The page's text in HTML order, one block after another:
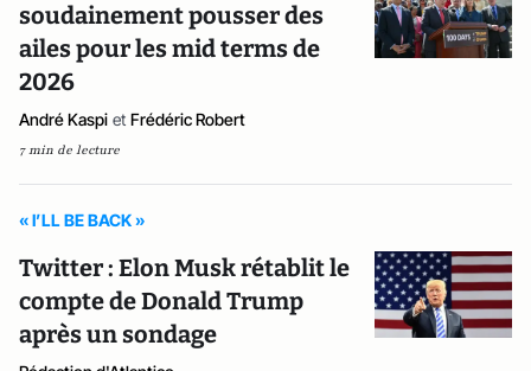
soudainement pousser des
ailes pour les mid terms de
2026
André Kaspi et Frédéric Robert
7 min de lecture
« I’LL BE BACK »
Twitter : Elon Musk rétablit le
compte de Donald Trump
après un sondage